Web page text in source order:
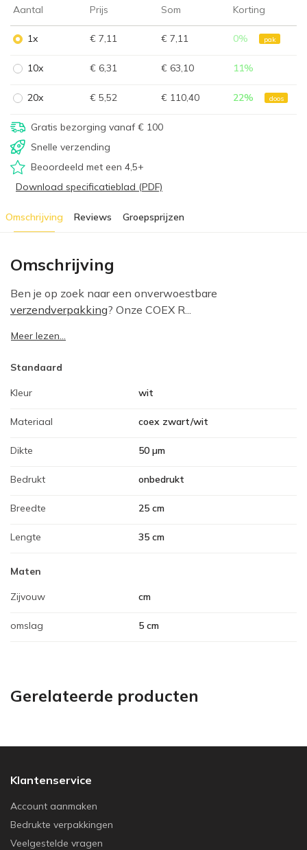
Aantal Prijs Som Korting
1x € 7,11 € 7,11 0% pak
10x € 6,31 € 63,10 11%
20x € 5,52 € 110,40 22% doos
Gratis bezorging vanaf € 100
Snelle verzending
Beoordeeld met een 4,5+
Download specificatieblad (PDF)
Omschrijving Reviews Groepsprijzen
Omschrijving
Ben je op zoek naar een onverwoestbare
verzendverpakking? Onze COEX R...
Meer lezen...
Standaard
Kleur wit
Materiaal coex zwart/wit
Dikte 50 µm
Bedrukt onbedrukt
Breedte 25 cm
Lengte 35 cm
Maten
Zijvouw cm
omslag 5 cm
Gerelateerde producten
Klantenservice
Account aanmaken
Bedrukte verpakkingen
Veelgestelde vragen